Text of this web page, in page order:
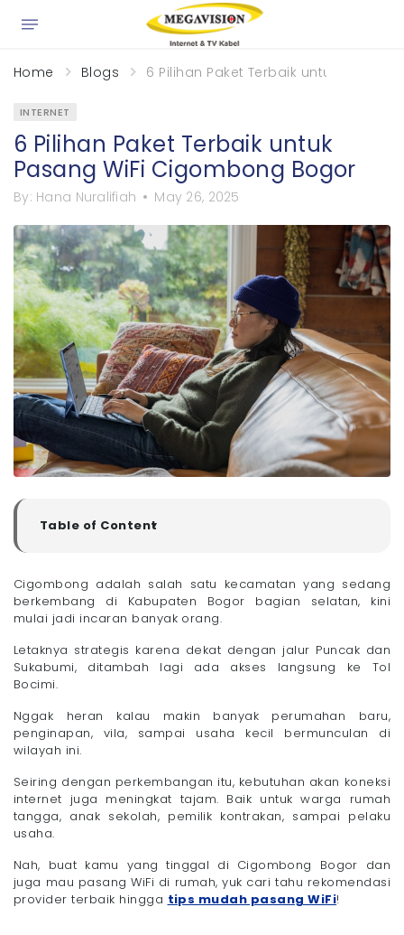
Home Blogs 6 Pilihan Paket Terbaik untuk
INTERNET
6 Pilihan Paket Terbaik untuk
Pasang WiFi Cigombong Bogor
By: Hana Nuralifiah May 26, 2025
Table of Content
▼
- 1. Kebutuhan Internet Terus Berkembang
- 2. WiFi Lebih Unggul dari Kuota
- 3. Cocok untuk Semua Jenis Pengguna
Rekomendasi Provider Internet Terbaik di Cigombong
Bogor
- 3. IndiHome
- 4. Bnefit
- 6. MyRepublic
Tips Memilih WiFi yang Cocok untuk Wilayah
Cigombong
- 2. Sesuaikan dengan Kebutuhan Harian
- 3. Cek Customer Service
Yuk, Pasang WiFi di Cigombong Sekarang!
Cigombong adalah salah satu kecamatan yang sedang
berkembang di Kabupaten Bogor bagian selatan, kini
mulai jadi incaran banyak orang.
Letaknya strategis karena dekat dengan jalur Puncak dan
Sukabumi, ditambah lagi ada akses langsung ke Tol
Bocimi.
Nggak heran kalau makin banyak perumahan baru,
penginapan, vila, sampai usaha kecil bermunculan di
wilayah ini.
Seiring dengan perkembangan itu, kebutuhan akan koneksi
internet juga meningkat tajam. Baik untuk warga rumah
tangga, anak sekolah, pemilik kontrakan, sampai pelaku
usaha.
Nah, buat kamu yang tinggal di Cigombong Bogor dan
juga mau pasang WiFi di rumah, yuk cari tahu rekomendasi
provider terbaik hingga tips mudah pasang WiFi!